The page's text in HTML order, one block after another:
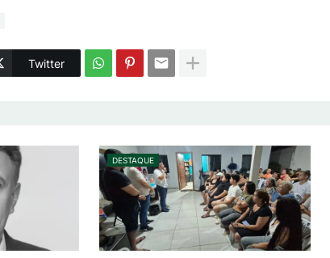
Twitter
DESTAQUE